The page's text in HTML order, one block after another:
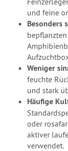
und feine
Besonders
Weniger
feuchte
und stark
Häufige
oder
aktiver
verwendet.